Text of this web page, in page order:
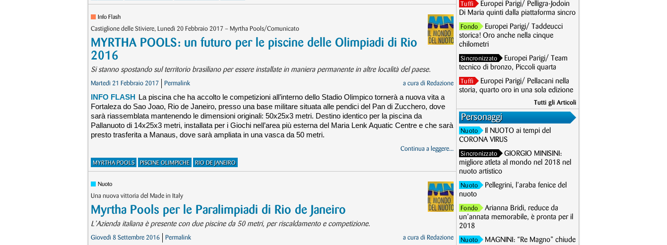
Info Flash
Castiglione delle Stiviere, Lunedì 20 Febbraio 2017 – Myrtha Pools/Comunicato
MYRTHA POOLS: un futuro per le piscine delle Olimpiadi di Rio
2016
Si stanno spostando sul territorio brasiliano per essere installate in maniera permanente in altre località del paese.
Martedì 21 Febbraio 2017 Permalink a cura di Redazione
INFO FLASH La piscina che ha accolto le competizioni all’interno dello Stadio Olimpico tornerà a nuova vita a
Fortaleza do Sao Joao, Rio de Janeiro, presso una base militare situata alle pendici del Pan di Zucchero, dove
sarà riassemblata mantenendo le dimensioni originali: 50x25x3 metri. Destino identico per la piscina da
Pallanuoto di 14x25x3 metri, installata per i Giochi nell’area più esterna del Maria Lenk Aquatic Centre e che sarà
presto trasferita a Manaus, dove sarà ampliata in una vasca da 50 metri.
Continua a leggere...
MYRTHA POOLS PISCINE OLIMPICHE RIO DE JANEIRO
Nuoto
Una nuova vittoria del Made in Italy
Myrtha Pools per le Paralimpiadi di Rio de Janeiro
L’Azienda italiana è presente con due piscine da 50 metri, per riscaldamento e competizione.
Giovedì 8 Settembre 2016 Permalink a cura di Redazione
Tuffi
Europei Parigi/ Pelligra-Jodoin
Di Maria quinti dalla piattaforma sincro
Fondo
Europei Parigi/ Taddeucci
storica! Oro anche nella cinque
chilometri
Sincronizzato
Europei Parigi/ Team
tecnico di bronzo, Piccoli quarta
Tuffi
Europei Parigi/ Pellacani nella
storia, quarto oro in una sola edizione
Tutti gli Articoli
Personaggi
Nuoto
Il NUOTO ai tempi del
CORONA VIRUS
Sincronizzato
GIORGIO MINISINI:
migliore atleta al mondo nel 2018 nel
nuoto artistico
Nuoto
Pellegrini, l’araba fenice del
nuoto
Fondo
Arianna Bridi, reduce da
un’annata memorabile, è pronta per il
2018
Nuoto
MAGNINI: “Re Magno” chiude